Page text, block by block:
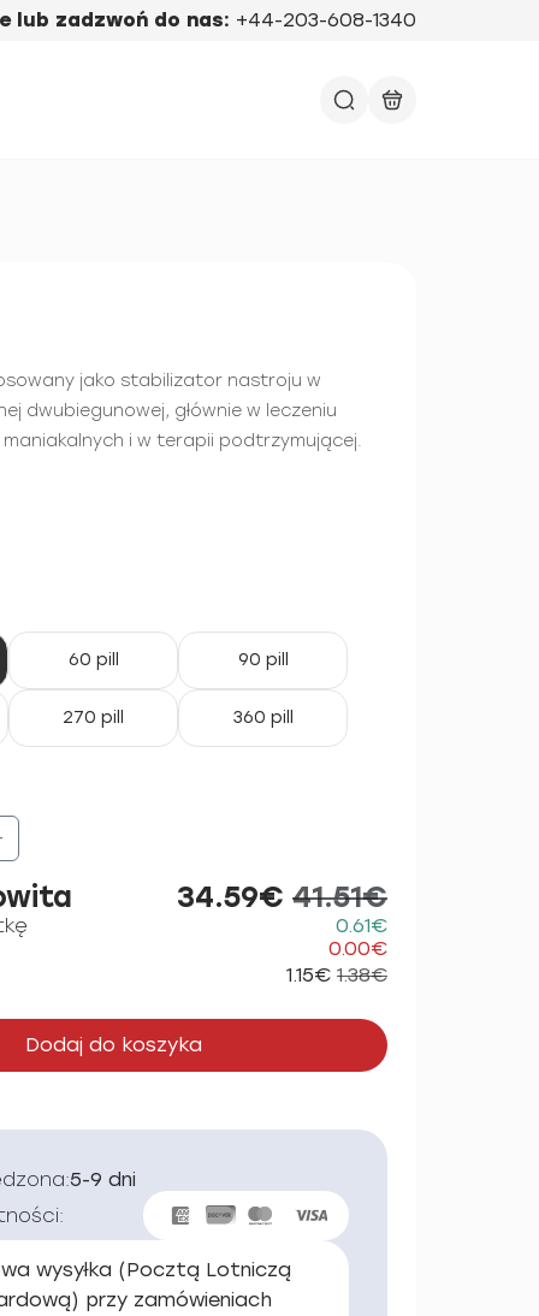
lub zadzwoń do nas: +44-203-608-1340
jako stabilizator nastroju w
dwubiegunowej, głównie w leczeniu
i w terapii podtrzymującej.
60 pill 90 pill
270 pill 360 pill
34.59€ 41.51€
0.61€
0.00€
1.15€ 1.38€
Dodaj do koszyka
5-9 dni
wysyłka (Pocztą Lotniczą
przy zamówieniach